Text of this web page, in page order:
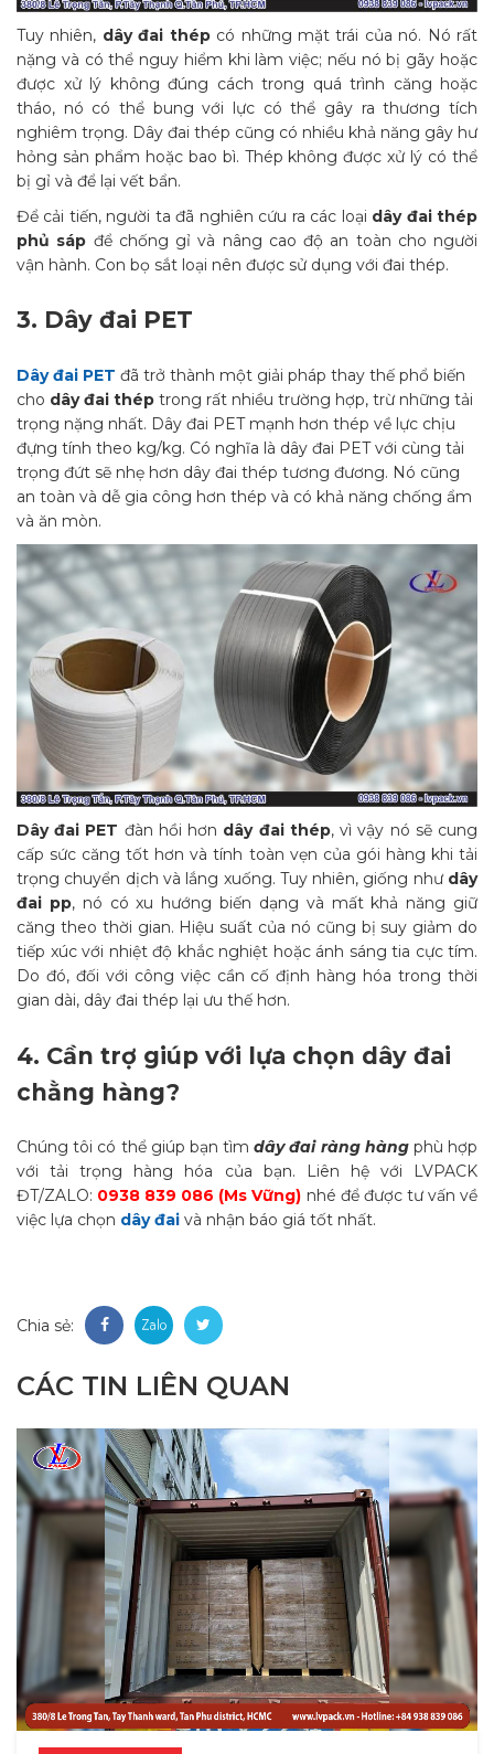
Tuy nhiên, dây đai thépcó những mặt trái của nó. Nó rất
nặng và có thể nguy hiểm khi làm việc; nếu nó bị gãy hoặc
được xử lý không đúng cách trong quá trình căng hoặc
tháo, nó có thể bung với lực có thể gây ra thương tích
nghiêm trọng. Dây đai thép cũng có nhiều khả năng gây hư
hỏng sản phẩm hoặc bao bì. Thép không được xử lý có thể
bị gỉ và để lại vết bẩn.
Để cải tiến, người ta đã nghiên cứu ra các loại dây đai thép
phủ sáp để chống gỉ và nâng cao độ an toàn cho người
vận hành. Con bọ sắt loại nên được sử dụng với đai thép.
3. Dây đai PET
Dây đai PET đã trở thành một giải pháp thay thế phổ biến
cho dây đai thép trong rất nhiều trường hợp, trừ những tải
trọng nặng nhất. Dây đai PETmạnh hơn thép về lực chịu
đựng tính theo kg/kg. Có nghĩa là dây đai PET với cùng tải
trọng đứt sẽ nhẹ hơn dây đai thép tương đương. Nó cũng
an toàn và dễ gia công hơn thép và có khả năng chống ẩm
và ăn mòn.
Dây đai PET đàn hồi hơn dây đai thép, vì vậy nó sẽ cung
cấp sức căng tốt hơn và tính toàn vẹn của gói hàng khi tải
trọng chuyển dịch và lắng xuống. Tuy nhiên, giống như dây
đai pp, nó có xu hướng biến dạng và mất khả năng giữ
căng theo thời gian. Hiệu suất của nó cũng bị suy giảm do
tiếp xúc với nhiệt độ khắc nghiệt hoặc ánh sáng tia cực tím.
Do đó, đối với công việc cần cố định hàng hóa trong thời
gian dài, dây đai thép lại ưu thế hơn.
4. Cần trợ giúp với lựa chọn dây đai
chằng hàng?
Chúng tôi có thể giúp bạn tìmdây đai ràng hàngphù hợp
với tải trọng hàng hóa của bạn. Liên hệ với LVPACK
ĐT/ZALO: 0938 839 086 (Ms Vững) nhé để được tư vấn về
việc lựa chọn dây đai và nhận báo giá tốt nhất.
Chia sẻ:
CÁC TIN LIÊN QUAN